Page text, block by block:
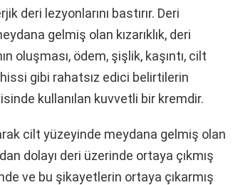
deri lezyonlarını bastırır. Deri
gelmiş olan kızarıklık, deri
oluşması, ödem, şişlik, kaşıntı, cilt
gibi rahatsız edici belirtilerin
kullanılan kuvvetli bir kremdir.
cilt yüzeyinde meydana gelmiş olan
dolayı deri üzerinde ortaya çıkmış
ve bu şikayetlerin ortaya çıkarmış